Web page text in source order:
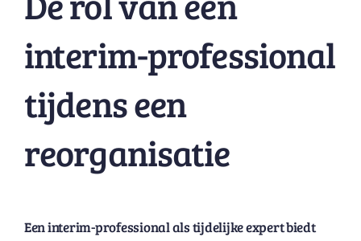
interim-professional
tijdens een
reorganisatie
Een interim-professional als tijdelijke expert biedt